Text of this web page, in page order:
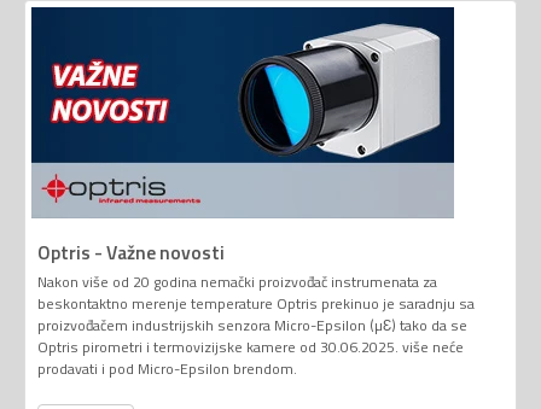
Optris - Važne novosti
Nakon više od 20 godina nemački proizvođač instrumenata za
beskontaktno merenje temperature Optris prekinuo je saradnju sa
proizvođačem industrijskih senzora Micro-Epsilon (µƐ) tako da se
Optris pirometri i termovizijske kamere od 30.06.2025. više neće
prodavati i pod Micro-Epsilon brendom.